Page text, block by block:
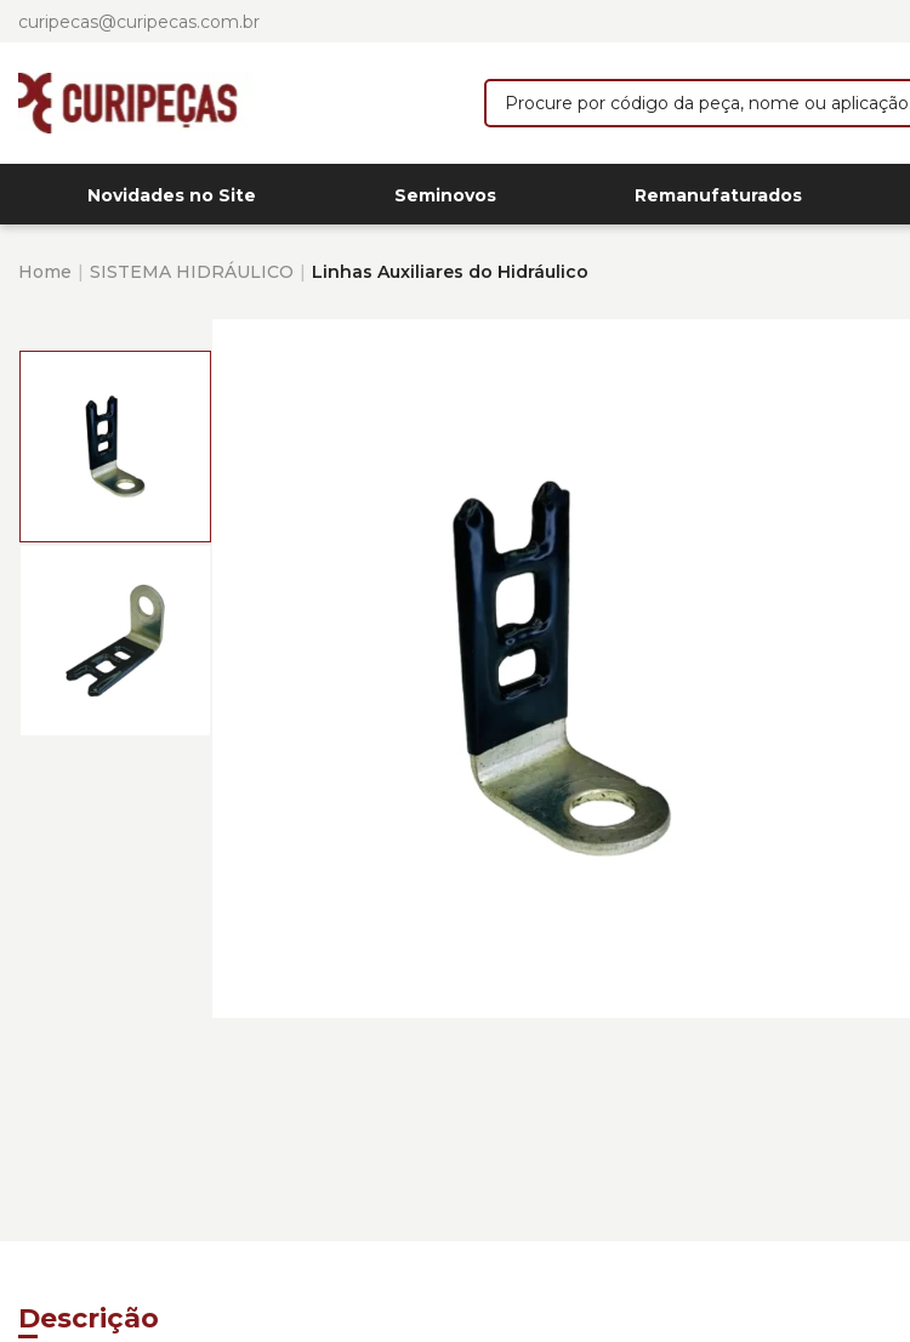
curipecas@curipecas.com.br
Novidades no Site Seminovos Remanufaturados
Home SISTEMA HIDRÁULICO Linhas Auxiliares do Hidráulico
Descrição